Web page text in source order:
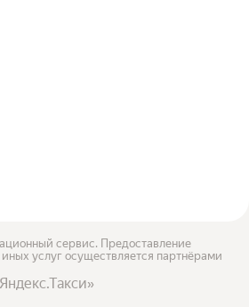
сервис. Предоставление
услуг осуществляется партнёрами